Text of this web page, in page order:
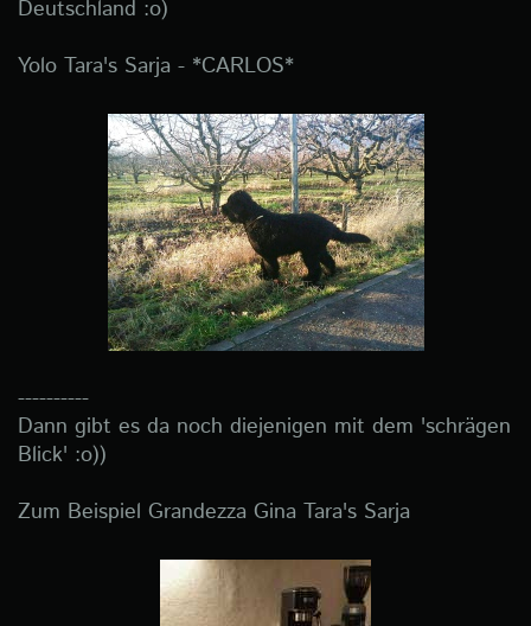
Deutschland :o)
Yolo Tara's Sarja - *CARLOS*
----------
Dann gibt es da noch diejenigen mit dem 'schrägen
Blick' :o))
Zum Beispiel Grandezza Gina Tara's Sarja